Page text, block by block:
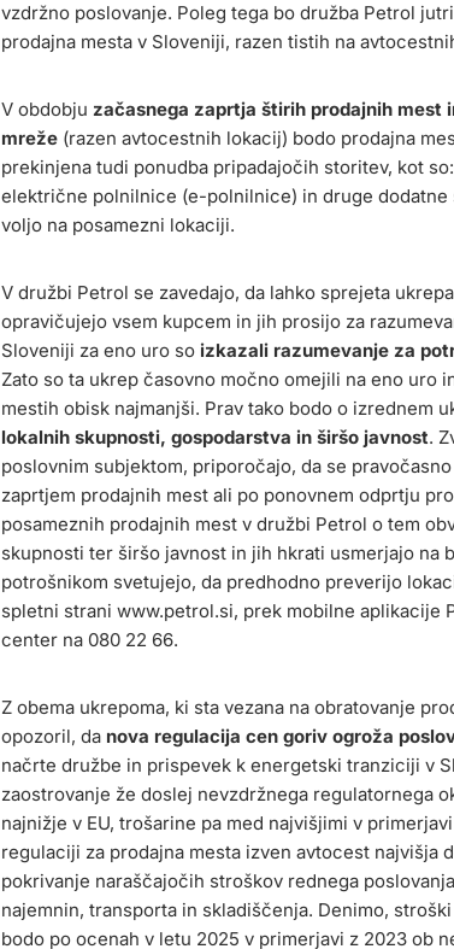
vzdržno poslovanje. Poleg tega bo družba Petrol
prodajna mesta v Sloveniji, razen tistih na
V obdobju začasnega zaprtja štirih prodajnih mest
mreže(razen avtocestnih lokacij) bodo prodajna
prekinjena tudi ponudba pripadajočih storitev, kot
električne polnilnice (e-polnilnice) in druge
voljo na posamezni lokaciji.
V družbi Petrol se zavedajo, da lahko sprejeta
opravičujejo vsem kupcem in jih prosijo za
Sloveniji za eno uro so izkazali razumevanje za
Zato so ta ukrep časovno močno omejili na eno uro
mestih obisk najmanjši. Prav tako bodo o izrednem
lokalnih skupnosti, gospodarstva in širšo javnost.
poslovnim subjektom, priporočajo, da se
zaprtjem prodajnih mest ali po ponovnem odprtju
posameznih prodajnih mest v družbi Petrol o tem
skupnosti ter širšo javnost in jih hkrati usmerjajo na
potrošnikom svetujejo, da predhodno preverijo
spletni strani www.petrol.si, prek mobilne aplikacije
center na 080 22 66.
Z obema ukrepoma, ki sta vezana na obratovanje
opozoril, da nova regulacija cen goriv ogroža
načrte družbe in prispevek k energetski tranziciji v
zaostrovanje že doslej nevzdržnega regulatornega
najnižje v EU, trošarine pa med najvišjimi v
regulaciji za prodajna mesta izven avtocest najvišja
pokrivanje naraščajočih stroškov rednega
najemnin, transporta in skladiščenja. Denimo,
bodo po ocenah v letu 2025 v primerjavi z 2023 ob